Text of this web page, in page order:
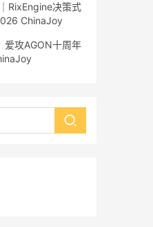
RixEngine决策式
ChinaJoy
爱攻AGON十周年